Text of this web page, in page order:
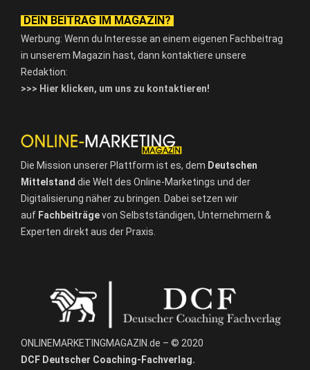
DEIN BEITRAG IM MAGAZIN?
Werbung: Wenn du Interesse an einem eigenen Fachbeitrag
in unserem Magazin hast, dann kontaktiere unsere
Redaktion:
>>> Hier klicken, um uns zu kontaktieren!
Die Mission unserer Plattform ist es, dem Deutschen
Mittelstand die Welt des Online-Marketings und der
Digitalisierung näher zu bringen. Dabei setzen wir
auf Fachbeiträgevon Selbstständigen, Unternehmern &
Experten direkt aus der Praxis.
ONLINEMARKETINGMAGAZIN.de – © 2020
DCF Deutscher Coaching-Fachverlag.